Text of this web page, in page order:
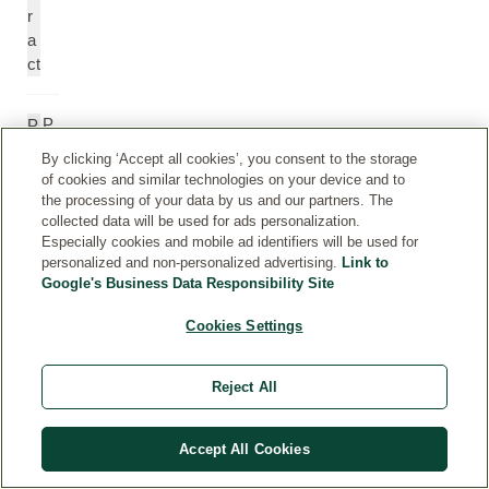
r
a
ct
P
a
P
ni
c
a
G
ra
n
m
xt
By clicking ‘Accept all cookies’, you consent to the storage
of cookies and similar technologies on your device and to
the processing of your data by us and our partners. The
collected data will be used for ads personalization.
Especially cookies and mobile ad identifiers will be used for
personalized and non-personalized advertising. Link to
Google's Business Data Responsibility Site
Cookies Settings
Reject All
Accept All Cookies